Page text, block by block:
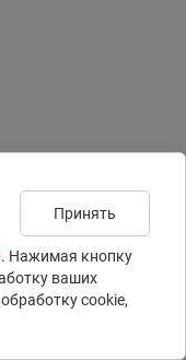
Принять
. Нажимая кнопку
ваших
сookie,
голосование
Подписаться на